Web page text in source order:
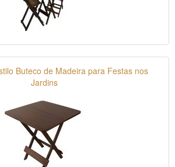
Buteco de Madeira para Festas nos
Jardins